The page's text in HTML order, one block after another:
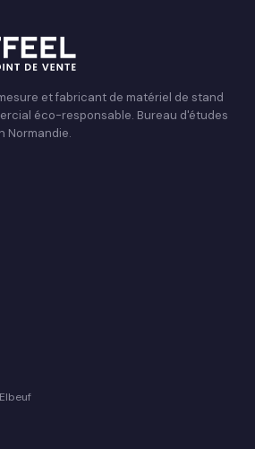
et fabricant de matériel de stand
éco-responsable. Bureau d'études
Normandie.